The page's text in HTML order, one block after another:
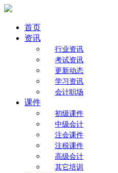
首页
资讯
行业资讯
考试资讯
更新动态
学习资讯
会计职场
课件
初级课件
中级会计
注会课件
注税课件
高级会计
其它培训